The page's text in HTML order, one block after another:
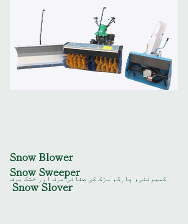
کمیونٹی، پارک، سڑک کی صفائی برف اور خشک برف
Snow Blower
Snow Sweeper
Snow Slover